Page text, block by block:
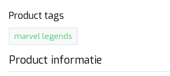
Product tags
marvel legends
Product informatie